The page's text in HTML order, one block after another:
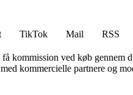
TikTok Mail
RSS
kommission ved køb gennem
kommercielle partnere og